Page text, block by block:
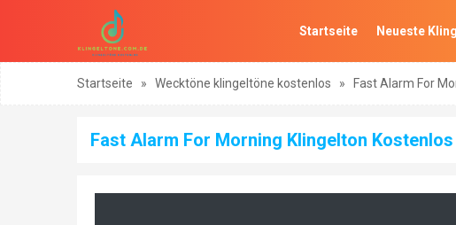
Startseite Neueste
Startseite » Wecktöne klingeltöne kostenlos » Fast Alarm For
Fast Alarm For Morning Klingelton Kostenlos